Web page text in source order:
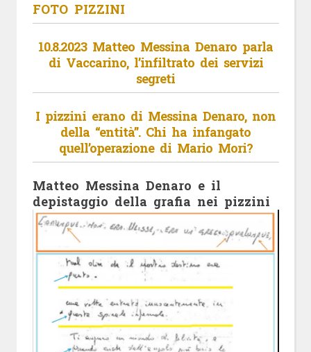
FOTO PIZZINI
10.8.2023 Matteo Messina Denaro parla
di Vaccarino, l’infiltrato dei servizi
segreti
I pizzini erano di Messina Denaro, non
della “entità”. Chi ha infangato
quell’operazione di Mario Mori?
Matteo Messina Denaro e il
depistaggio della grafia nei pizzini